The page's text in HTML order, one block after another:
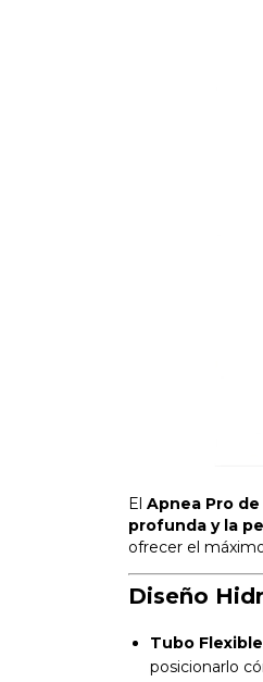
El Apnea Pro
profunda y la
ofrecer el
Diseño
Tubo
posicionarlo